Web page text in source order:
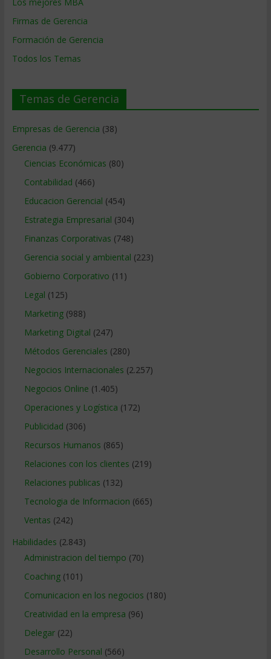
Firmas de Gerencia
Formación de Gerencia
Todos los Temas
Temas de Gerencia
Empresas de Gerencia (38)
Gerencia (9.477)
Ciencias Económicas (80)
Contabilidad (466)
Educacion Gerencial (454)
Estrategia Empresarial (304)
Finanzas Corporativas (748)
Gerencia social y ambiental (223)
Gobierno Corporativo (11)
Legal (125)
Marketing(988)
Marketing Digital (247)
Métodos Gerenciales (280)
Negocios Internacionales (2.257)
Negocios Online (1.405)
Operaciones y Logística (172)
Publicidad (306)
Recursos Humanos (865)
Relaciones con los clientes (219)
Relaciones publicas (132)
Tecnologia de Informacion (665)
Ventas (242)
Habilidades (2.843)
Administracion del tiempo (70)
Coaching(101)
Comunicacion en los negocios (180)
Creatividad en la empresa (96)
Delegar(22)
Desarrollo Personal (566)